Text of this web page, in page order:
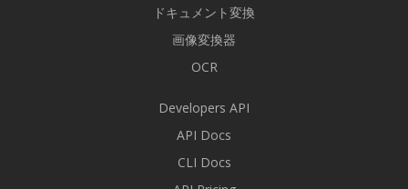
ドキュメント変換
画像変換器
OCR
Developers API
API Docs
CLI Docs